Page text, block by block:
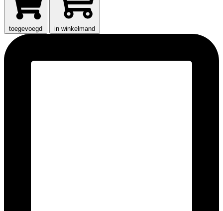
toegevoegd in winkelmand